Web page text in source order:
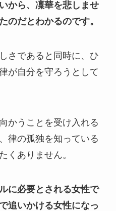
から、凜華を悲しませ
のだとわかるのです。
さであると同時に、ひ
が自分を守ろうとして
かうことを受け入れる
律の孤独を知っている
くありません。
に必要とされる女性で
追いかける女性になっ